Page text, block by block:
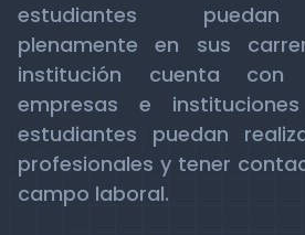
estudiantes puedan
plenamente en sus
institución cuenta con
empresas e
estudiantes puedan
profesionales y tener
campo laboral.